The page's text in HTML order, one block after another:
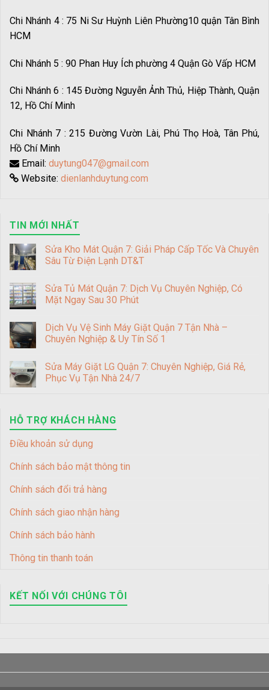
Chi Nhánh 4 : 75 Ni Sư Huỳnh Liên Phường10 quận Tân Bình
HCM
Chi Nhánh 5 : 90 Phan Huy Ích phường 4 Quận Gò Vấp HCM
Chi Nhánh 6 : 145 Đường Nguyễn Ảnh Thủ, Hiệp Thành, Quận
12, Hồ Chí Minh
Chi Nhánh 7 : 215 Đường Vườn Lài, Phú Thọ Hoà, Tân Phú,
Hồ Chí Minh
Email: duytung047@gmail.com
Website: dienlanhduytung.com
TIN MỚI NHẤT
Sửa Kho Mát Quận 7: Giải Pháp Cấp Tốc Và Chuyên
Sâu Từ Điện Lạnh DT&T
Sửa Tủ Mát Quận 7: Dịch Vụ Chuyên Nghiệp, Có
Mặt Ngay Sau 30 Phút
Dịch Vụ Vệ Sinh Máy Giặt Quận 7 Tận Nhà –
Chuyên Nghiệp & Uy Tín Số 1
Sửa Máy Giặt LG Quận 7: Chuyên Nghiệp, Giá Rẻ,
Phục Vụ Tận Nhà 24/7
HỖ TRỢ KHÁCH HÀNG
Điều khoản sử dụng
Chính sách bảo mật thông tin
Chính sách đổi trả hàng
Chính sách giao nhận hàng
Chính sách bảo hành
Thông tin thanh toán
KẾT NỐI VỚI CHÚNG TÔI